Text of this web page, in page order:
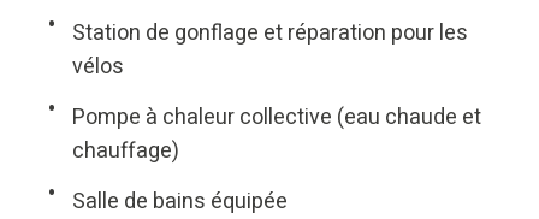
Station de gonflage et réparation pour les
vélos
Pompe à chaleur collective (eau chaude et
chauffage)
Salle de bains équipée